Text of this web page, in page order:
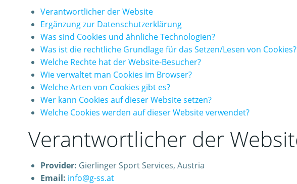
Verantwortlicher der Website
Ergänzung zur Datenschutzerklärung
Was sind Cookies und ähnliche Technologien?
Was ist die rechtliche Grundlage für das Setzen/Lesen von Cookies?
Welche Rechte hat der Website-Besucher?
Wie verwaltet man Cookies im Browser?
Welche Arten von Cookies gibt es?
Wer kann Cookies auf dieser Website setzen?
Welche Cookies werden auf dieser Website verwendet?
Verantwortlicher der
Provider: Gierlinger Sport Services, Austria
Email: info@g-ss.at